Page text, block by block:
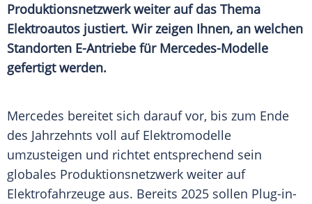
Produktionsnetzwerk weiter auf das Thema
Elektroautos justiert. Wir zeigen Ihnen, an welchen
Standorten E-Antriebe für Mercedes-Modelle
gefertigt werden.
Mercedes bereitet sich darauf vor, bis zum Ende
des Jahrzehnts voll auf Elektromodelle
umzusteigen und richtet entsprechend sein
globales Produktionsnetzwerk weiter auf
Elektrofahrzeuge aus. Bereits 2025 sollen Plug-in-